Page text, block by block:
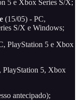
5 e Xbox Series S/X;
(15/05) - PC,
S/X e Windows;
PlayStation 5 e Xbox
PlayStation 5, Xbox
antecipado);